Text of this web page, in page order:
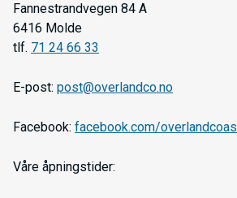
Fannestrandvegen 84 A
6416 Molde
tlf. 71 24 66 33
E-post: post@overlandco.no
Facebook: facebook.com/overlandcoas
Våre åpningstider: